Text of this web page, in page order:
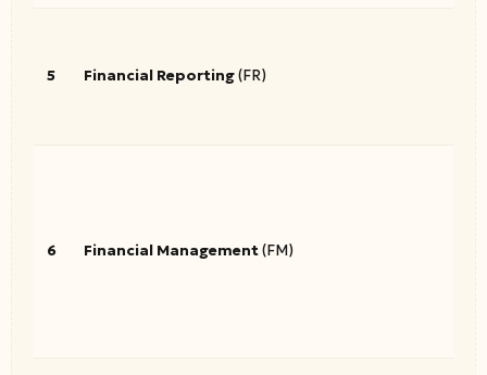
5 Financial Reporting(FR)
6 Financial Management(FM)